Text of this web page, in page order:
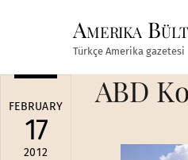
Amerika
Türkçe Amerika gazetesi
FEBRUARY
17
2012
ABD